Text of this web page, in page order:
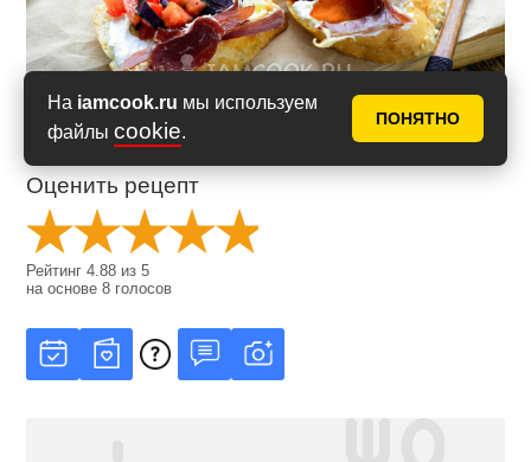
На iamcook.ru мы используем
файлы cookie.
ПОНЯТНО
Оценить рецепт
Рейтинг4.88 из5
на основе8 голосов